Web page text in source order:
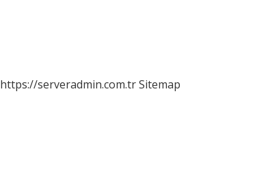
https://serveradmin.com.trSitemap